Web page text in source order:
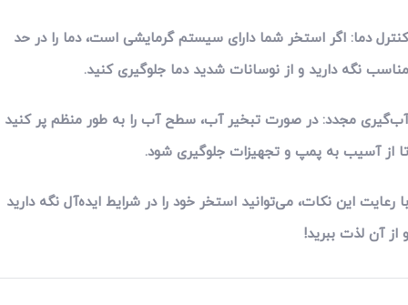
دما: اگر استخر شما دارای سیستم گرمایشی است، دما را در حد
نگه دارید و از نوسانات شدید دما جلوگیری کنید.
مجدد: در صورت تبخیر آب، سطح آب را به طور منظم پر کنید
از آسیب به پمپ و تجهیزات جلوگیری شود.
رعایت این نکات، می‌توانید استخر خود را در شرایط ایده‌آل نگه دارید
از آن لذت ببرید!